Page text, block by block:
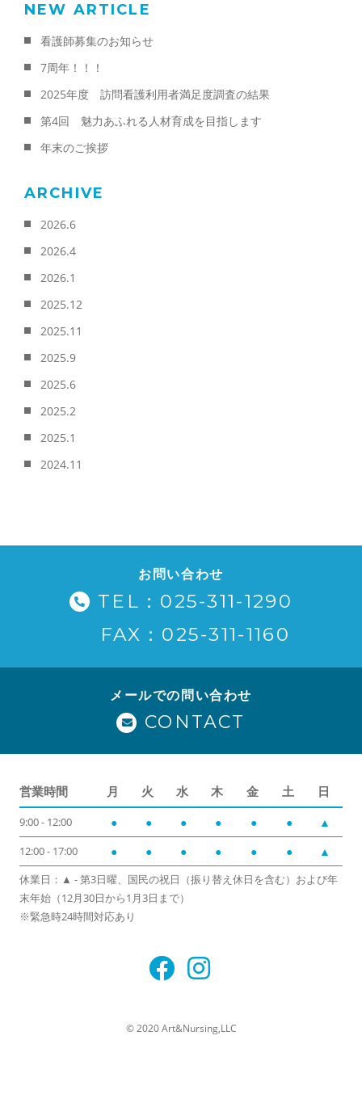
NEW ARTICLE
看護師募集のお知らせ
7周年！！！
2025年度 訪問看護利用者満足度調査の結果
第4回 魅力あふれる人材育成を目指します
年末のご挨拶
ARCHIVE
2026.6
2026.4
2026.1
2025.12
2025.11
2025.9
2025.6
2025.2
2025.1
2024.11
お問い合わせ
TEL：025-311-1290
FAX：025-311-1160
メールでの問い合わせ
CONTACT
営業時間 月 火 水 木 金 土 日
9:00 - 12:00 ● ● ● ● ● ● ▲
12:00 - 17:00 ● ● ● ● ● ● ▲
休業日：▲ - 第3日曜、国民の祝日（振り替え休日を含む）および年
末年始（12月30日から1月3日まで）
※緊急時24時間対応あり
© 2020 Art&Nursing,LLC